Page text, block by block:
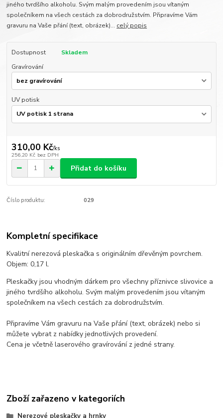
jiného tvrdšího alkoholu. Svým malým provedením jsou vítaným
společníkem na všech cestách za dobrodružstvím. Připravíme Vám
gravuru na Vaše přání (text, obrázek)... celý popis
Dostupnost
Skladem
Gravírování
UV potisk
310,00 Kč/ks
256,20 Kč bez DPH
Přidat do košíku
Číslo produktu: 029
Kompletní specifikace
Kvalitní nerezová pleskačka s originálním dřevěným povrchem.
Objem: 0,17 l.
Pleskačky jsou vhodným dárkem pro všechny příznivce slivovice a
jiného tvrdšího alkoholu. Svým malým provedením jsou vítaným
společníkem na všech cestách za dobrodružstvím.
Připravíme Vám gravuru na Vaše přání (text, obrázek) nebo si
můžete vybrat z nabídky jednotlivých provedení.
Cena je včetně laserového gravírování z jedné strany.
Zboží zařazeno v kategoriích
Nerezové pleskačky a hrnky